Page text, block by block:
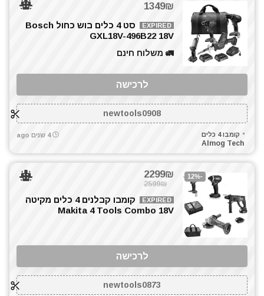
גוזם גדר חיה
חרמש
טרימר / ראוטר
כלי גינון
כליבות מהירות
כלים לחשמלאים
להבים ומתכלים
מאוורר טכני
מברגונים נטענים
מברגים
מברגת אימפקט
מברגת גבס
מברגת פוטר קלאץ'
מגרזת
מולטיטול
1349₪
EXPIRED
סט 4 כלים בוש כחול Bosch
GXL18V-496B22 18V
🚛 משלוח חינם
לרכישה
newtools0908
קומבו 4 כלים
Almog Tech
4 שנים ago
-12%
2299₪
2599₪
EXPIRED
קומבו קבלנים 4 כלים מקיטה
Makita 4 Tools Combo 18V
לרכישה
newtools0873